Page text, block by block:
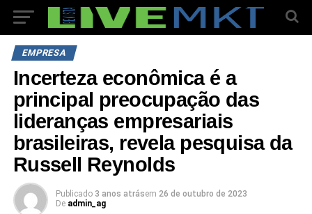
EMPRESA
Incerteza econômica é a
principal preocupação das
lideranças empresariais
brasileiras, revela pesquisa da
Russell Reynolds
Publicado 3 anos atrásem 26 de outubro de 2023
De admin_ag